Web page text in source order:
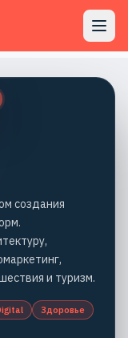
создания
и туризм.
Здоровье